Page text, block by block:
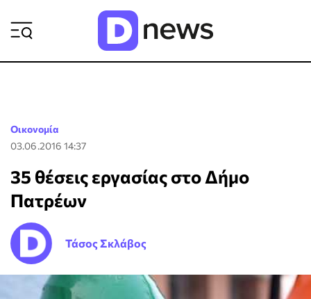
Οικονομία
03.06.2016 14:37
35 θέσεις εργασίας στο Δήμο
Πατρέων
Τάσος Σκλάβος